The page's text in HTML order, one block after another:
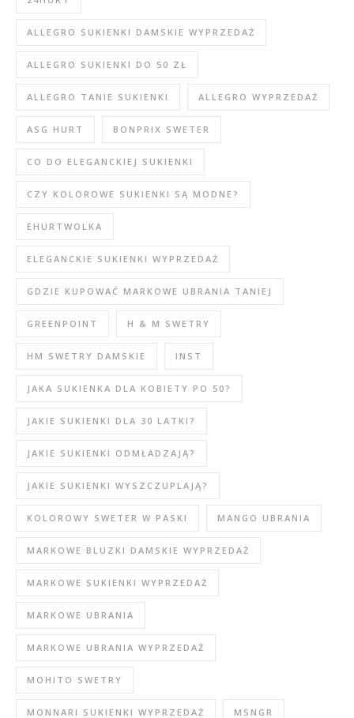
ALLEGRO SUKIENKI DAMSKIE WYPRZEDAŻ
ALLEGRO SUKIENKI DO 50 ZŁ
ALLEGRO TANIE SUKIENKI ALLEGRO WYPRZEDAŻ
ASG HURT BONPRIX SWETER
CO DO ELEGANCKIEJ SUKIENKI
CZY KOLOROWE SUKIENKI SĄ MODNE?
EHURTWOLKA
ELEGANCKIE SUKIENKI WYPRZEDAŻ
GDZIE KUPOWAĆ MARKOWE UBRANIA TANIEJ
GREENPOINT H & M SWETRY
HM SWETRY DAMSKIE INST
JAKA SUKIENKA DLA KOBIETY PO 50?
JAKIE SUKIENKI DLA 30 LATKI?
JAKIE SUKIENKI ODMŁADZAJĄ?
JAKIE SUKIENKI WYSZCZUPLAJĄ?
KOLOROWY SWETER W PASKI MANGO UBRANIA
MARKOWE BLUZKI DAMSKIE WYPRZEDAŻ
MARKOWE SUKIENKI WYPRZEDAŻ
MARKOWE UBRANIA
MARKOWE UBRANIA WYPRZEDAŻ
MOHITO SWETRY
MONNARI SUKIENKI WYPRZEDAŻ MSNGR